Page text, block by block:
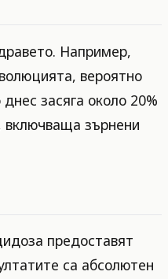
Например,
вероятно
засяга около 20%
включваща зърнени
предоставят
са абсолютен